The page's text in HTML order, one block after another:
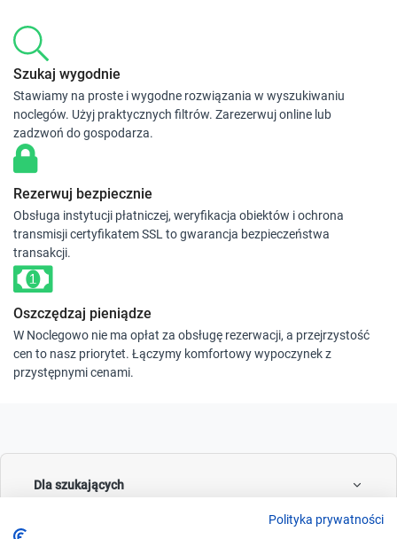
Szukaj wygodnie
Stawiamy na proste i wygodne rozwiązania w wyszukiwaniu
noclegów. Użyj praktycznych filtrów. Zarezerwuj online lub
zadzwoń do gospodarza.
Rezerwuj bezpiecznie
Obsługa instytucji płatniczej, weryfikacja obiektów i ochrona
transmisji certyfikatem SSL to gwarancja bezpieczeństwa
transakcji.
Oszczędzaj pieniądze
W Noclegowo nie ma opłat za obsługę rezerwacji, a przejrzystość
cen to nasz priorytet. Łączymy komfortowy wypoczynek z
przystępnymi cenami.
Dla szukających
Polityka prywatności